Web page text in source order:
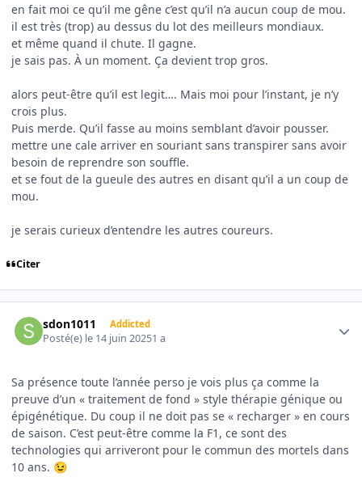
en fait moi ce qu’il me gêne c’est qu’il n’a aucun coup de mou.
il est très (trop) au dessus du lot des meilleurs mondiaux.
et même quand il chute. Il gagne.
je sais pas. À un moment. Ça devient trop gros.
alors peut-être qu’il est legit…. Mais moi pour l’instant, je n’y
crois plus.
Puis merde. Qu’il fasse au moins semblant d’avoir pousser.
mettre une cale arriver en souriant sans transpirer sans avoir
besoin de reprendre son souffle.
et se fout de la gueule des autres en disant qu’il a un coup de
mou.
je serais curieux d’entendre les autres coureurs.
Citer
sdon1011 Addicted
Posté(e) le 14 juin 20251 a
Sa présence toute l’année perso je vois plus ça comme la
preuve d’un « traitement de fond » style thérapie génique ou
épigénétique. Du coup il ne doit pas se « recharger » en cours
de saison. C’est peut-être comme la F1, ce sont des
technologies qui arriveront pour le commun des mortels dans
10 ans. 😉